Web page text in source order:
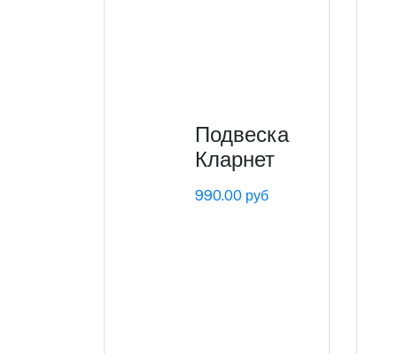
Подвеска
Кларнет
990.00 руб